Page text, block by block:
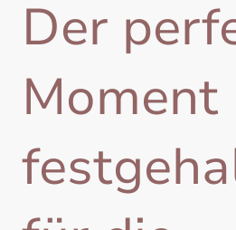
Der
Moment